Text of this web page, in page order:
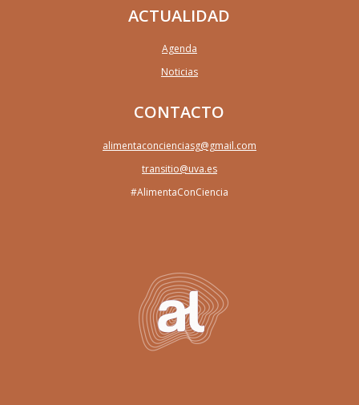
ACTUALIDAD
Agenda
Noticias
CONTACTO
alimentaconcienciasg@gmail.com
transitio@uva.es
#AlimentaConCiencia